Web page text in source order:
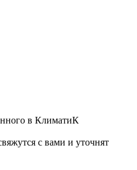
в КлиматиК
с вами и уточнят